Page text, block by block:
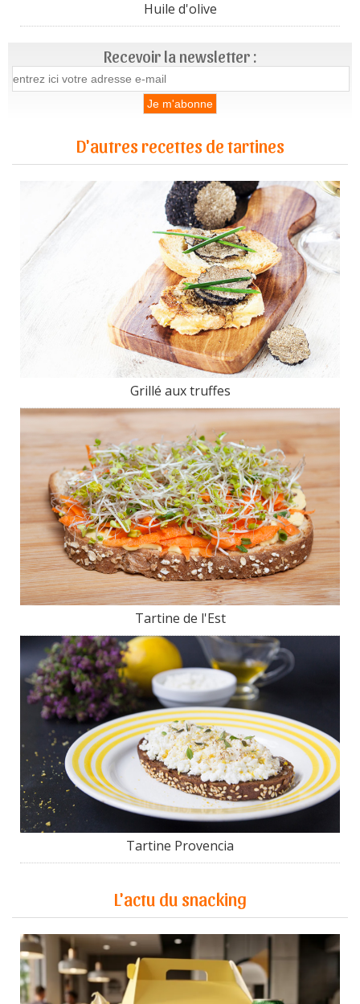
Huile d'olive
Recevoir la newsletter :
D'autres recettes de tartines
Grillé aux truffes
Tartine de l'Est
Tartine Provencia
L'actu du snacking